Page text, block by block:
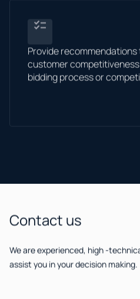
Provide recommendations
customer
bidding process or
Contact us
We are experienced, high -
assist you in your decision making.